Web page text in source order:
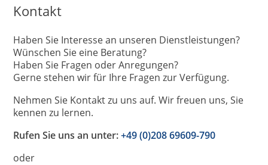
Kontakt
Haben Sie Interesse an unseren Dienstleistungen?
Wünschen Sie eine Beratung?
Haben Sie Fragen oder Anregungen?
Gerne stehen wir für Ihre Fragen zur Verfügung.
Nehmen Sie Kontakt zu uns auf. Wir freuen uns, Sie
kennen zu lernen.
Rufen Sie uns an unter:+49 (0)208 69609-790
oder